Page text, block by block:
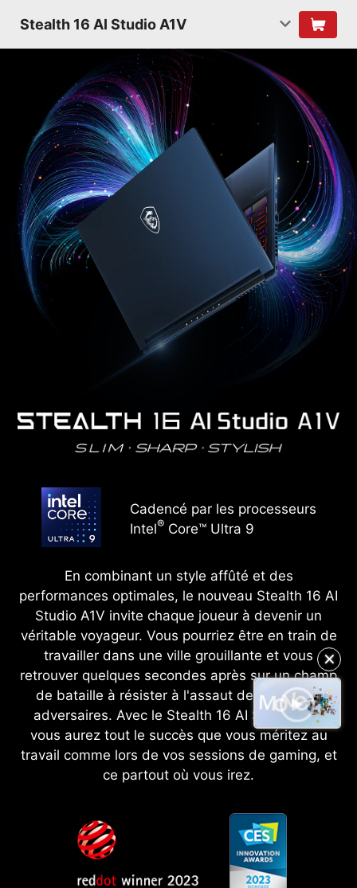
Stealth 16 AI Studio A1V
✕
Cadencé par les processeurs
Intel®Core™ Ultra 9
En combinant un style affûté et des
performances optimales, le nouveau Stealth 16 AI
Studio A1V invite chaque joueur à devenir un
véritable voyageur. Vous pourriez être en train de
travailler dans une ville grouillante et vous
retrouver quelques secondes après sur un champ
de bataille à résister à l'assaut de nombreux
adversaires. Avec le Stealth 16 AI Studio A1V,
vous aurez tout le succès que vous méritez au
travail comme lors de vos sessions de gaming, et
ce partout où vous irez.